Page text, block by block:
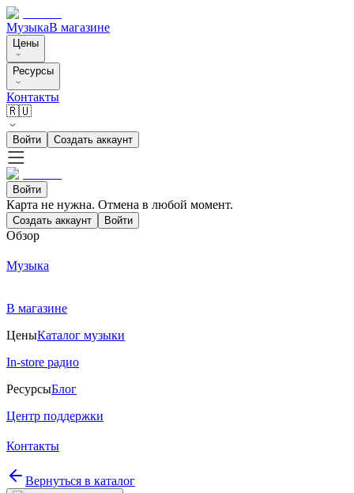
МузыкаВ магазине
Цены
Ресурсы
Контакты
🇷🇺
Войти Создать аккаунт
Войти
Карта не нужна. Отмена в любой момент.
Создать аккаунт Войти
Обзор
Музыка
В магазине
ЦеныКаталог музыки
In-store радио
РесурсыБлог
Центр поддержки
Контакты
Вернуться в каталог